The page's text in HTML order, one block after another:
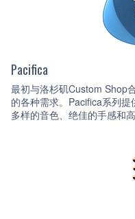
Pacifica
最初与洛杉矶Custom Shop
的各种需求。Pacifica系列
多样的音色、绝佳的手感和高